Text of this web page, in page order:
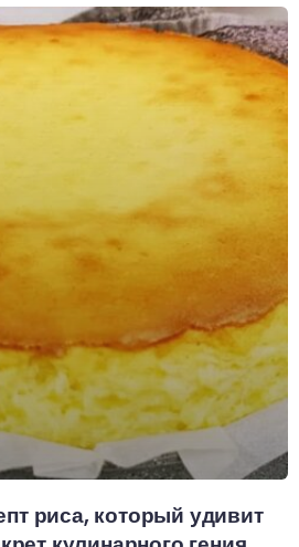
риса, который удивит